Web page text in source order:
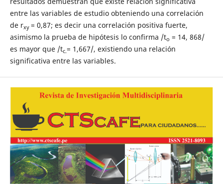
entre las variables de estudio obteniendo una correlación
de rxy = 0,87; es decir una correlación positiva fuerte,
asimismo la prueba de hipótesis lo confirma /to = 14, 868/
es mayor que /tc.= 1,667/, existiendo una relación
significativa entre las variables.